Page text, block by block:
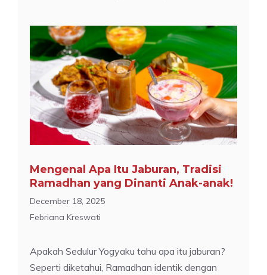
Mengenal Apa Itu Jaburan, Tradisi
Ramadhan yang Dinanti Anak-anak!
December 18, 2025
Febriana Kreswati
Apakah Sedulur Yogyaku tahu apa itu jaburan?
Seperti diketahui, Ramadhan identik dengan